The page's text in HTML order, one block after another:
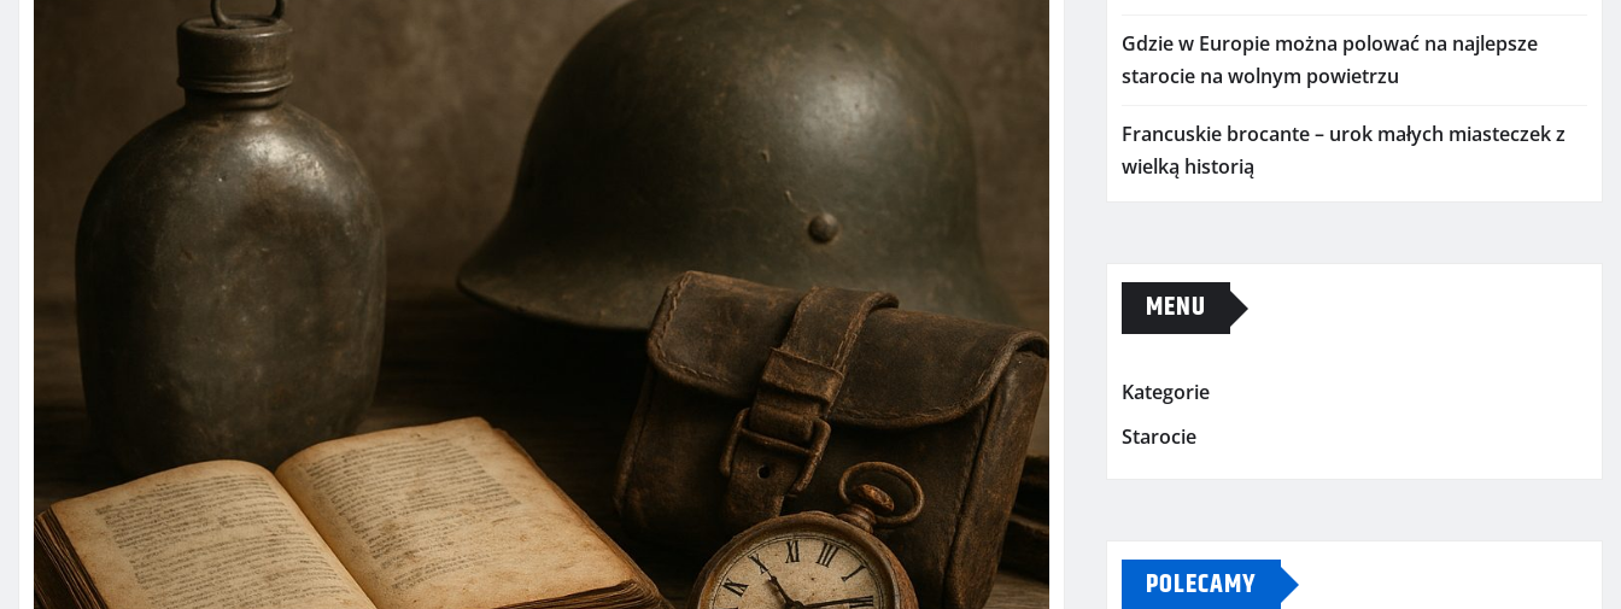
Gdzie w Europie można polować na najlepsze
starocie na wolnym powietrzu
Francuskie brocante – urok małych miasteczek z
wielką historią
MENU
Kategorie
Starocie
POLECAMY